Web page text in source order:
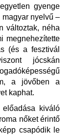
gyenge
nyelvű –
változtak, néha
megnehezítette
(és a fesztivál
jócskán
a jövőben a
kaphat.
előadása kiváló
nőket érintő
csapódik le